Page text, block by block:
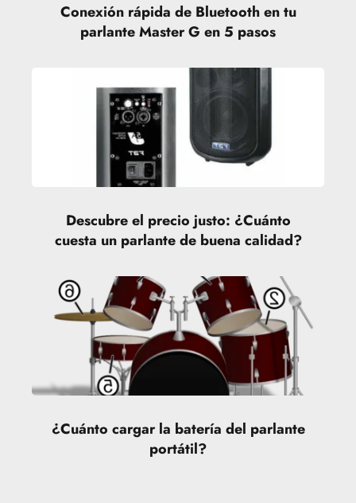
Conexión rápida de Bluetooth en tu
parlante Master G en 5 pasos
Descubre el precio justo: ¿Cuánto
cuesta un parlante de buena calidad?
¿Cuánto cargar la batería del parlante
portátil?